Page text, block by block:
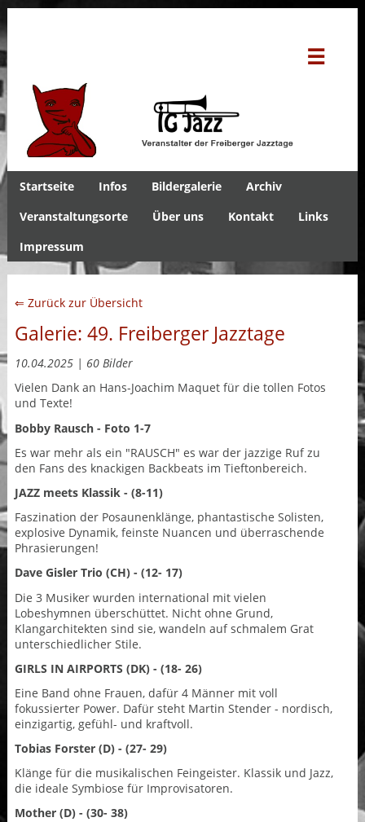
☰
Startseite Infos Bildergalerie
Archiv
Veranstaltungsorte
Über uns Kontakt
Links
Impressum
⇐ Zurück zur Übersicht
Galerie: 49. Freiberger Jazztage
10.04.2025 | 60 Bilder
Vielen Dank an Hans-Joachim Maquet für die tollen Fotos
und Texte!
Bobby Rausch - Foto 1-7
Es war mehr als ein "RAUSCH" es war der jazzige Ruf zu
den Fans des knackigen Backbeats im Tieftonbereich.
JAZZ meets Klassik - (8-11)
Faszination der Posaunenklänge, phantastische Solisten,
explosive Dynamik, feinste Nuancen und überraschende
Phrasierungen!
Dave Gisler Trio (CH) - (12- 17)
Die 3 Musiker wurden international mit vielen
Lobeshymnen überschüttet. Nicht ohne Grund,
Klangarchitekten sind sie, wandeln auf schmalem Grat
unterschiedlicher Stile.
GIRLS IN AIRPORTS (DK) - (18- 26)
Eine Band ohne Frauen, dafür 4 Männer mit voll
fokussierter Power. Dafür steht Martin Stender - nordisch,
einzigartig, gefühl- und kraftvoll.
Tobias Forster (D) - (27- 29)
Klänge für die musikalischen Feingeister. Klassik und Jazz,
die ideale Symbiose für Improvisatoren.
Mother (D) - (30- 38)